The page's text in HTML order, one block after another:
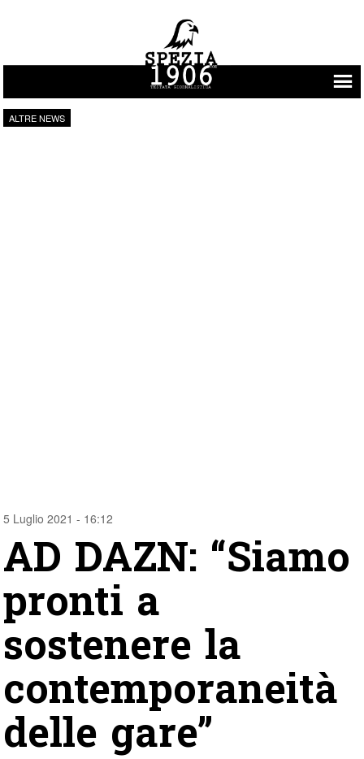
Vai al contenuto
ALTRE NEWS
5 Luglio 2021 - 16:12
AD DAZN: “Siamo
pronti a
sostenere la
contemporaneità
delle gare”